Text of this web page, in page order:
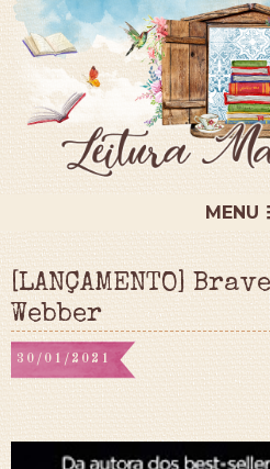
MENU
[LANÇAMENTO]
Webber
30/01/2021